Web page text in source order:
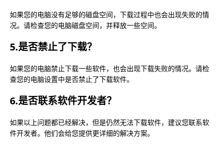
如果您的电脑没有足够的磁盘空间，下载过程中也会出现失败的情
况。请检查您的电脑磁盘空间，并释放一些空间。
5.是否禁止了下载？
如果您的电脑禁止下载一些软件，也会出现下载失败的情况。请检
查您的电脑设置中是否禁止了下载软件。
6.是否联系软件开发者？
如果以上问题都已经解决，但是仍然无法下载软件，建议您联系软
件开发者。他们会给您提供更详细的解决方案。